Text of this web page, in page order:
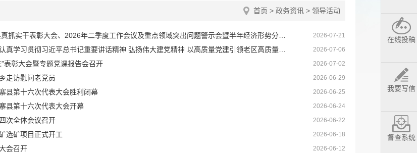
首页 > 政务资讯 > 领导活动
2026-07-21
2026-07-06
表彰大会暨专题党课报告会召开 2026-07-02
走访慰问老党员 2026-06-29
县第十六次代表大会胜利闭幕 2026-06-25
县第十六次代表大会开幕 2026-06-24
次全体会议召开 2026-06-22
选矿项目正式开工 2026-06-18
会召开 2026-06-12
在线投稿
我要写信
督查系统